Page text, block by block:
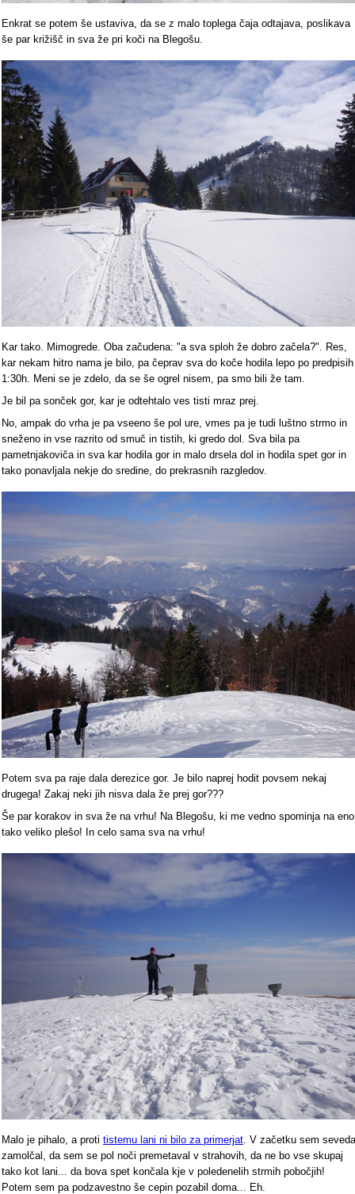
Enkrat se potem še ustaviva, da se z malo toplega čaja odtajava, poslikava
še par križišč in sva že pri koči na Blegošu.
Kar tako. Mimogrede. Oba začudena: "a sva sploh že dobro začela?". Res,
kar nekam hitro nama je bilo, pa čeprav sva do koče hodila lepo po predpisih
1:30h. Meni se je zdelo, da se še ogrel nisem, pa smo bili že tam.
Je bil pa sonček gor, kar je odtehtalo ves tisti mraz prej.
No, ampak do vrha je pa vseeno še pol ure, vmes pa je tudi luštno strmo in
sneženo in vse razrito od smuč in tistih, ki gredo dol. Sva bila pa
pametnjakoviča in sva kar hodila gor in malo drsela dol in hodila spet gor in
tako ponavljala nekje do sredine, do prekrasnih razgledov.
Potem sva pa raje dala derezice gor. Je bilo naprej hodit povsem nekaj
drugega! Zakaj neki jih nisva dala že prej gor???
Še par korakov in sva že na vrhu! Na Blegošu, ki me vedno spominja na eno
tako veliko plešo! In celo sama sva na vrhu!
Malo je pihalo, a proti tistemu lani ni bilo za primerjat . V začetku sem seveda
zamolčal, da sem se pol noči premetaval v strahovih, da ne bo vse skupaj
tako kot lani... da bova spet končala kje v poledenelih strmih pobočjih!
Potem sem pa podzavestno še cepin pozabil doma... Eh.